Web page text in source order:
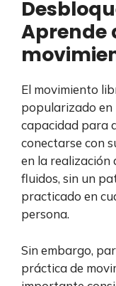
Aprende
El movimiento
popularizado en
capacidad para
conectarse con
en la realización
fluidos, sin un
practicado en
persona.
Sin embargo,
práctica de